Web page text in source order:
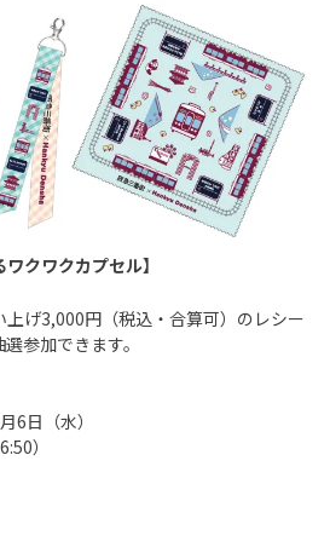
クワクカプセル】
げ3,000円（税込・合算可）のレシー
参加できます。
6日（水）
）